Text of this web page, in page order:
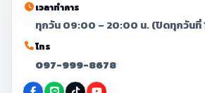
เวลาทำการ
ทุกวัน 09:00 – 20:00 น. (ปิดทุกวันที่
โทร
097-999-8678